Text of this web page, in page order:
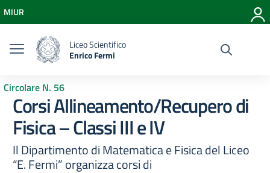
Vai al menu di navigazione
Vai al footer
MIUR
Liceo Scientifico
Enrico Fermi
Circolare N. 56
Corsi Allineamento/Recupero di
Fisica – Classi III e IV
Il Dipartimento di Matematica e Fisica del Liceo
“E. Fermi” organizza corsi di